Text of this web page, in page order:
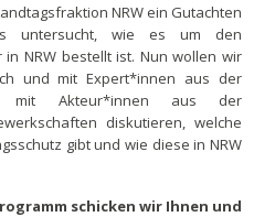
NRW ein Gutachten
untersucht, wie es um den
NRW bestellt ist. Nun wollen wir
und mit Expert*innen aus der
mit Akteur*innen aus der
diskutieren, welche
gibt und wie diese in NRW
schicken wir Ihnen und